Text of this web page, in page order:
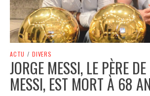
ACTU / DIVERS
JORGE MESSI, LE PÈRE
MESSI, EST MORT À 68